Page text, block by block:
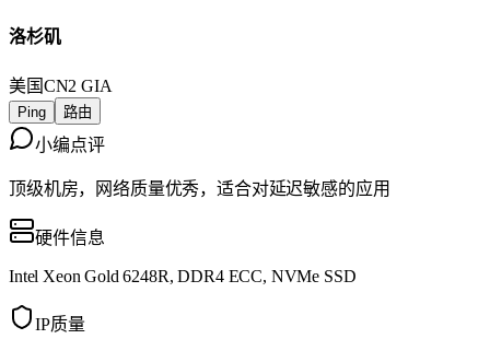
洛杉矶
美国CN2 GIA
Ping 路由
小编点评
顶级机房，网络质量优秀，适合对延迟敏感的应用
硬件信息
Intel Xeon Gold 6248R, DDR4 ECC, NVMe SSD
IP质量